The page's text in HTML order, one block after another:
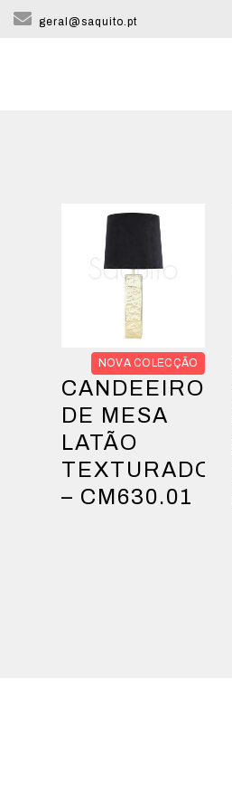
geral@saquito.pt
NOVA COLECÇÃO
CANDEEIRO
DE MESA
LATÃO
TEXTURADO
– CM630.01